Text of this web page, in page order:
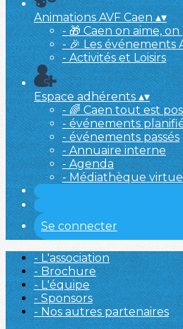
Animations AVF Caen▴▾
- 🎁 Caen on aime,
- 🎉 Les événements
- Activités et Loisirs
Espace adhérents▴▾
- 🌈 Caen tout est
- événements
- événements passés
- Annuaire interne
- Agenda
- Médiathèque
Se connecter
- L'association
- Brochure
- L'équipe
- Sponsors
- Nos autres partenaires